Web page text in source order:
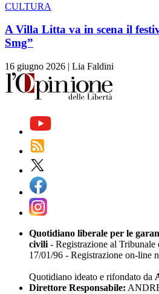
CULTURA
A Villa Litta va in scena il
Smg”
16 giugno 2026 | Lia Faldini
Quotidiano liberale per le
civili - Registrazione al Tribunale
17/01/96 - Registrazione on-line
Quotidiano ideato e rifondato da
Direttore Responsabile: